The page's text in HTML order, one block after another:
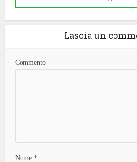
Lascia un
Commento
Nome*